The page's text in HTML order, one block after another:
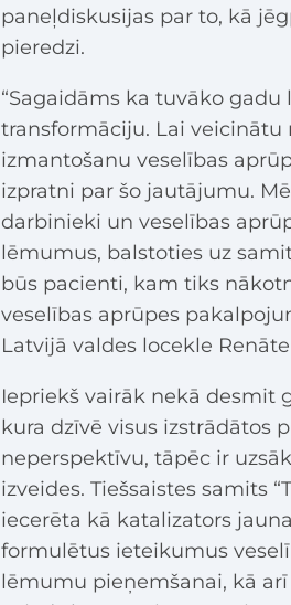
paneļdiskusijas par to, kā
pieredzi.
“Sagaidāms ka tuvāko
transformāciju. Lai
izmantošanu veselības
izpratni par šo jautājumu.
darbinieki un veselības
lēmumus, balstoties uz
būs pacienti, kam tiks
veselības aprūpes
Latvijā valdes locekle
Iepriekš vairāk nekā desmit
kura dzīvē visus izstrādātos
neperspektīvu, tāpēc ir
izveides. Tiešsaistes samits
iecerēta kā katalizators
formulētus ieteikumus
lēmumu pieņemšanai, kā